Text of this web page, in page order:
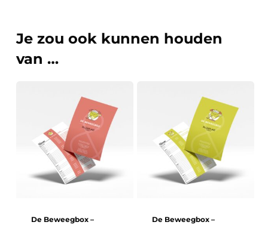
Je zou ook kunnen houden
van …
De Beweegbox –
De Beweegbox –